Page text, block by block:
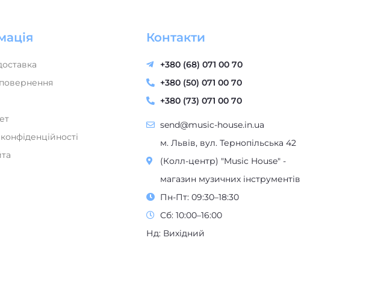
Контакти
+380 (68) 071 00 70
+380 (50) 071 00 70
+380 (73) 071 00 70
send@music-house.in.ua
м. Львів, вул. Тернопільська 42
(Колл-центр) "Music House" -
магазин музичних інструментів
Пн-Пт: 09:30–18:30
Сб: 10:00–16:00
Нд: Вихідний